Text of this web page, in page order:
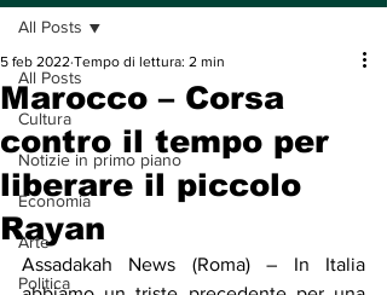
All Posts
Cultura
Notizie in primo piano
Economia
Arte
Politica
All Posts
Marocco – Corsa
contro il tempo per
liberare il piccolo
Rayan
5 feb 2022 Tempo di lettura: 2 min
Assadakah News (Roma) – In Italia